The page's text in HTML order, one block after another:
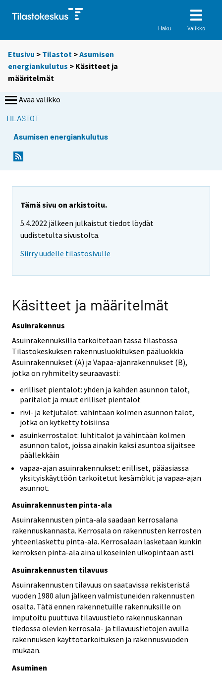
Haku Valikko
Etusivu > Tilastot >Asumisen
energiankulutus > Käsitteet ja
määritelmät
Avaa valikko
TILASTOT
Asumisen energiankulutus
Tämä sivu on arkistoitu.
5.4.2022 jälkeen julkaistut tiedot löydät
uudistetulta sivustolta.
Siirry uudelle tilastosivulle
Käsitteet ja määritelmät
Asuinrakennus
Asuinrakennuksilla tarkoitetaan tässä tilastossa
Tilastokeskuksen rakennusluokituksen pääluokkia
Asuinrakennukset (A) ja Vapaa-ajanrakennukset (B),
jotka on ryhmitelty seuraavasti:
erilliset pientalot: yhden ja kahden asunnon talot,
paritalot ja muut erilliset pientalot
rivi- ja ketjutalot: vähintään kolmen asunnon talot,
jotka on kytketty toisiinsa
asuinkerrostalot: luhtitalot ja vähintään kolmen
asunnon talot, joissa ainakin kaksi asuntoa sijaitsee
päällekkäin
vapaa-ajan asuinrakennukset: erilliset, pääasiassa
yksityiskäyttöön tarkoitetut kesämökit ja vapaa-ajan
asunnot.
Asuinrakennusten pinta-ala
Asuinrakennusten pinta-ala saadaan kerrosalana
rakennuskannasta. Kerrosala on rakennusten kerrosten
yhteenlaskettu pinta-ala. Kerrosalaan lasketaan kunkin
kerroksen pinta-ala aina ulkoseinien ulkopintaan asti.
Asuinrakennusten tilavuus
Asuinrakennusten tilavuus on saatavissa rekisteristä
vuoden 1980 alun jälkeen valmistuneiden rakennusten
osalta. Tätä ennen rakennetuille rakennuksille on
imputoitu puuttuva tilavuustieto rakennuskannan
tiedossa olevien kerrosala- ja tilavuustietojen avulla
rakennuksen käyttötarkoituksen ja rakennusvuoden
mukaan.
Asuminen